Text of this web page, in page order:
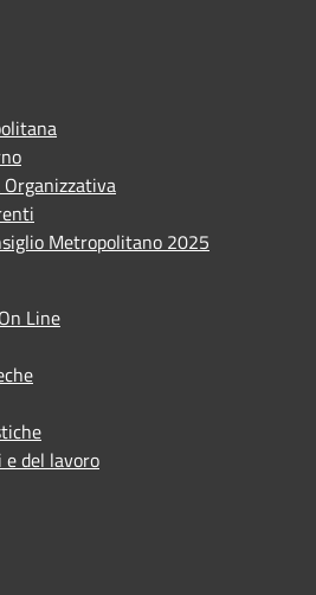
Metropolitano 2025
Line
e del lavoro